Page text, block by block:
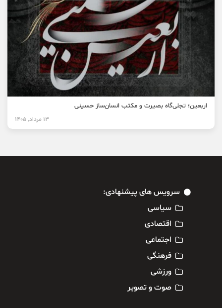
اربعین؛ تجلی‌گاه بصیرت و مکتب انسان‌ساز حسینی
13 مرداد, 1405
سرویس های پیشنهادی:
سیاسی
اقتصادی
اجتماعی
فرهنگی
ورزشی
صوت و تصویر